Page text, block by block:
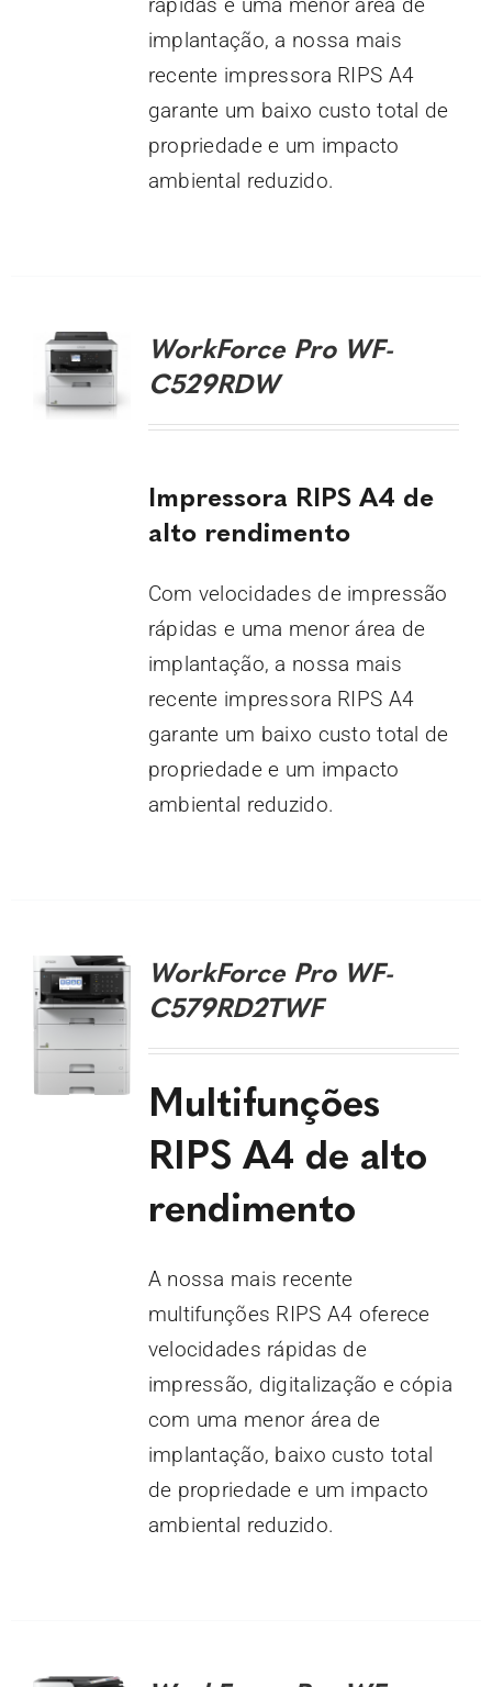
rápidas e uma menor área de
implantação, a nossa mais
recente impressora RIPS A4
garante um baixo custo total de
propriedade e um impacto
ambiental reduzido.
WorkForce Pro WF-
C529RDW
Impressora RIPS A4 de
alto rendimento
Com velocidades de impressão
rápidas e uma menor área de
implantação, a nossa mais
recente impressora RIPS A4
garante um baixo custo total de
propriedade e um impacto
ambiental reduzido.
WorkForce Pro WF-
C579RD2TWF
Multifunções
RIPS A4 de alto
rendimento
A nossa mais recente
multifunções RIPS A4 oferece
velocidades rápidas de
impressão, digitalização e cópia
com uma menor área de
implantação, baixo custo total
de propriedade e um impacto
ambiental reduzido.